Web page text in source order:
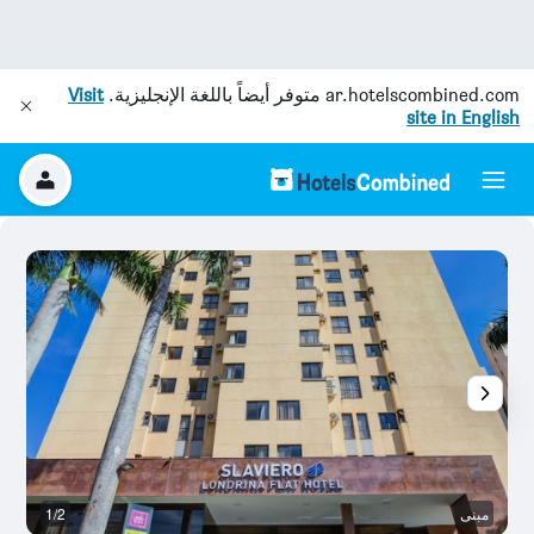
ar.hotelscombined.com متوفر أيضاً باللغة الإنجليزية.Visit
site in English
مبنى 1/2